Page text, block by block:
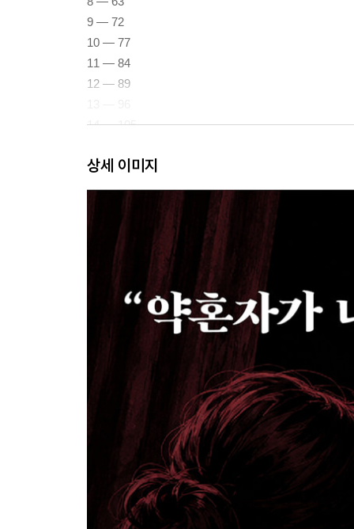
9 — 72
10 — 77
11 — 84
12 — 89
14 — 105
16 — 120
17 — 125
19 — 141
20 — 148
22 — 163
27 — 194
28 — 201
31 — 219
32 — 225
33 — 232
상세 이미지